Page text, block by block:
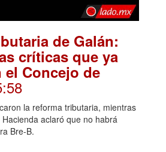
de Galán:
críticas que ya
el Concejo de
la reforma tributaria, mientras
aclaró que no habrá
Bre-B.